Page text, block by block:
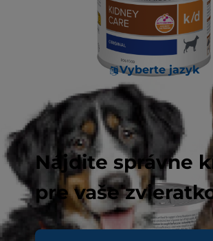
Vyberte jazyk
Nájdite správne
pre vaše